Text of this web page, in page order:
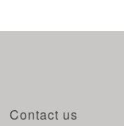
Contact us